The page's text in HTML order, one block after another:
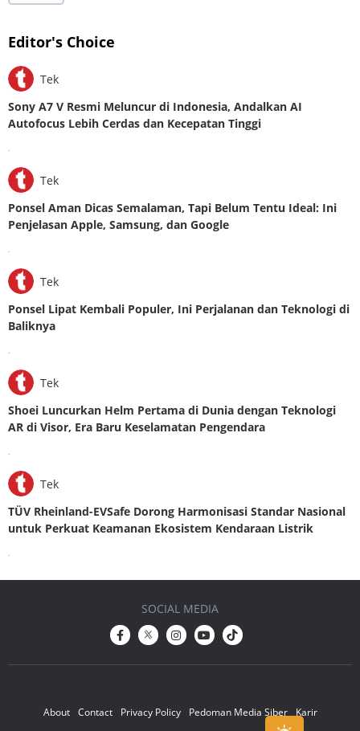
Editor's Choice
Tek
Sony A7 V Resmi Meluncur di Indonesia, Andalkan AI
Autofocus Lebih Cerdas dan Kecepatan Tinggi
.
Tek
Ponsel Aman Dicas Semalaman, Tapi Belum Tentu Ideal: Ini
Penjelasan Apple, Samsung, dan Google
.
Tek
Ponsel Lipat Kembali Populer, Ini Perjalanan dan Teknologi di
Baliknya
.
Tek
Shoei Luncurkan Helm Pertama di Dunia dengan Teknologi
AR di Visor, Era Baru Keselamatan Pengendara
.
Tek
TÜV Rheinland-EVSafe Dorong Harmonisasi Standar Nasional
untuk Perkuat Keamanan Ekosistem Kendaraan Listrik
.
About Contact Privacy Policy Pedoman Media Siber Karir
SOCIAL MEDIA